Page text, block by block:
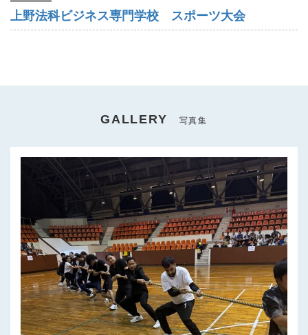
上野法科ビジネス専門学校 スポーツ大会
GALLERY 写真集